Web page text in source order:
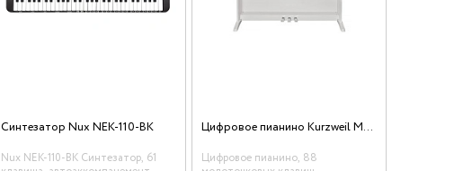
Синтезатор Nux NEK-110-BK
Nux NEK-110-BK Синтезатор, 61
Цифровое пианино Kurzweil M215 WH
Цифровое пианино, 88